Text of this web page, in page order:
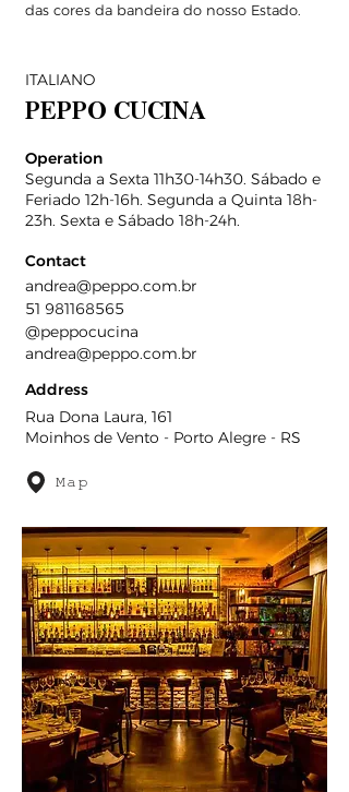
das cores da bandeira do nosso Estado.
ITALIANO
PEPPO CUCINA
Operation
Segunda a Sexta 11h30-14h30. Sábado e
Feriado 12h-16h. Segunda a Quinta 18h-
23h. Sexta e Sábado 18h-24h.
Contact
andrea@peppo.com.br
51 981168565
@peppocucina
andrea@peppo.com.br
Address
Rua Dona Laura, 161
Moinhos de Vento - Porto Alegre - RS
Map